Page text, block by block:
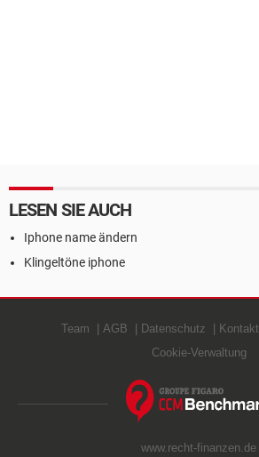
LESEN SIE AUCH
Iphone name ändern
Klingeltöne iphone
Team AGB Datenschutz Kontakt
Cookie-Verwaltung
www.recht-finanzen.de